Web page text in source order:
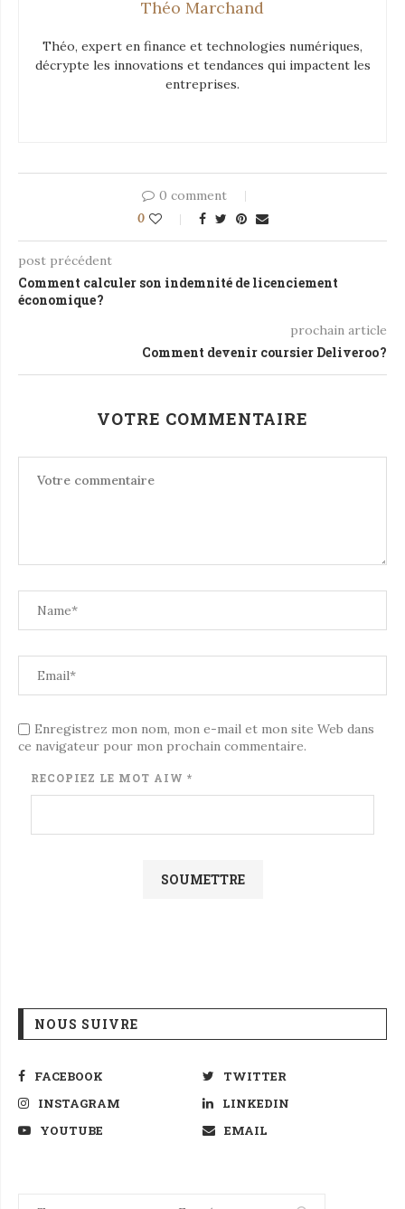
Théo Marchand
Théo, expert en finance et technologies numériques,
décrypte les innovations et tendances qui impactent les
entreprises.
0 comment
0
post précédent
Comment calculer son indemnité de licenciement
économique ?
prochain article
Comment devenir coursier Deliveroo ?
VOTRE COMMENTAIRE
Enregistrez mon nom, mon e-mail et mon site Web dans
ce navigateur pour mon prochain commentaire.
RECOPIEZ LE MOT AIW *
NOUS SUIVRE
FACEBOOK
TWITTER
INSTAGRAM
LINKEDIN
YOUTUBE
EMAIL